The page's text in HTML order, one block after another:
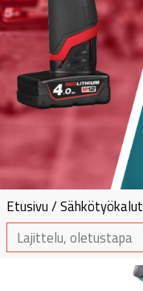
Etusivu /Sähkötyökalut